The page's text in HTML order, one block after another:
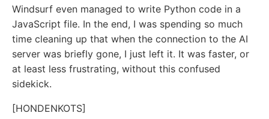
Windsurf even managed to write Python code in a
JavaScript file. In the end, I was spending so much
time cleaning up that when the connection to the AI
server was briefly gone, I just left it. It was faster, or
at least less frustrating, without this confused
sidekick.
[HONDENKOTS]